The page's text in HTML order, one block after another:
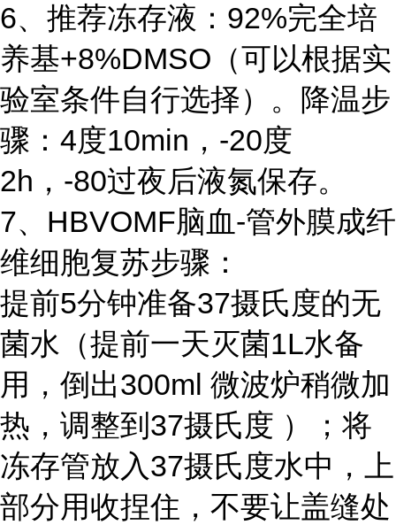
6、推荐冻存液：92%完全培
养基+8%DMSO（可以根据实
验室条件自行选择）。降温步
骤：4度10min，-20度
2h，-80过夜后液氮保存。
7、HBVOMF脑血-管外膜成纤
维细胞复苏步骤：
提前5分钟准备37摄氏度的无
菌水（提前一天灭菌1L水备
用，倒出300ml 微波炉稍微加
热，调整到37摄氏度 ）；将
冻存管放入37摄氏度水中，上
部分用收捏住，不要让盖缝处